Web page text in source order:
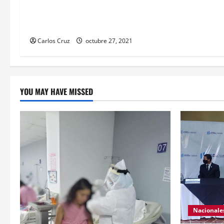
Carlos Cruz octubre 27, 2021
YOU MAY HAVE MISSED